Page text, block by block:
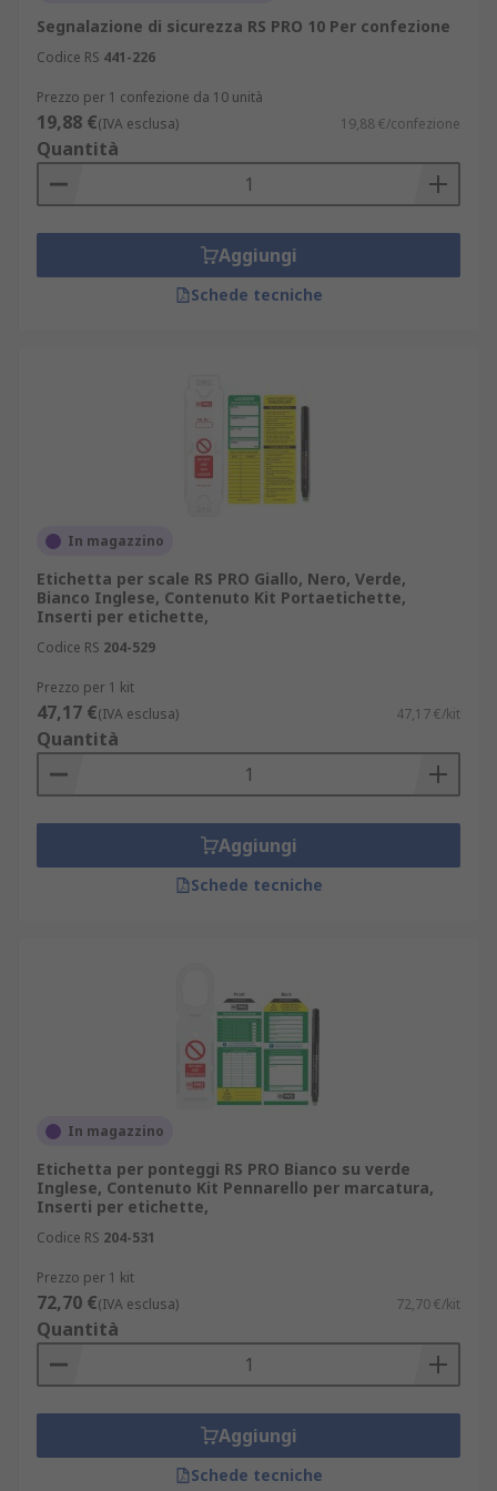
Segnalazione di sicurezza RS PRO 10 Per confezione
Codice RS 441-226
Prezzo per 1 confezione da 10 unità
19,88 €(IVA esclusa) 19,88 €/confezione
Quantità
Aggiungi
Schede tecniche
In magazzino
Etichetta per scale RS PRO Giallo, Nero, Verde,
Bianco Inglese, Contenuto Kit Portaetichette,
Inserti per etichette,
Codice RS 204-529
Prezzo per 1 kit
47,17 €(IVA esclusa) 47,17 €/kit
Quantità
Aggiungi
Schede tecniche
In magazzino
Etichetta per ponteggi RS PRO Bianco su verde
Inglese, Contenuto Kit Pennarello per marcatura,
Inserti per etichette,
Codice RS 204-531
Prezzo per 1 kit
72,70 €(IVA esclusa) 72,70 €/kit
Quantità
Aggiungi
Schede tecniche